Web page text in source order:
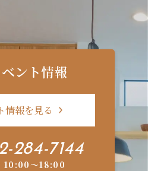
ント情報
情報を見る
284-7144
10:00〜18:00